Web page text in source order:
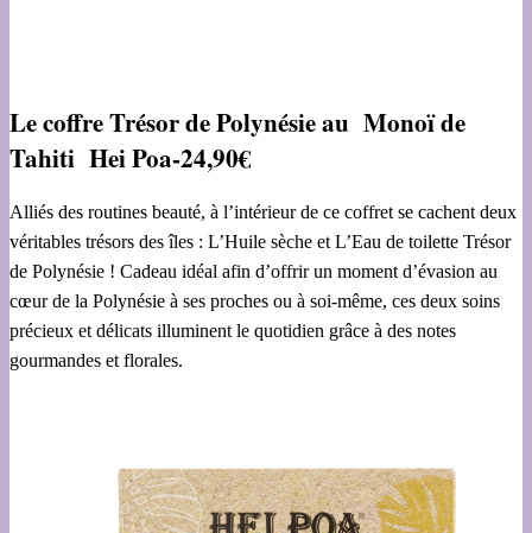
Le coffre Trésor de Polynésie au Monoï de
Tahiti Hei Poa-24,90€
Alliés des routines beauté, à l’intérieur de ce coffret se cachent deux
véritables trésors des îles : L’Huile sèche et L’Eau de toilette Trésor
de Polynésie ! Cadeau idéal afin d’offrir un moment d’évasion au
cœur de la Polynésie à ses proches ou à soi-même, ces deux soins
précieux et délicats illuminent le quotidien grâce à des notes
gourmandes et florales.